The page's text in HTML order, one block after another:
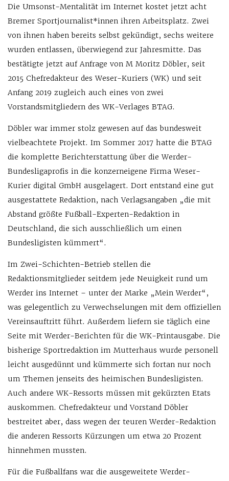
Die Umsonst-Mentalität im Internet kostet jetzt acht
Bremer Sportjournalist*innen ihren Arbeitsplatz. Zwei
von ihnen haben bereits selbst gekündigt, sechs weitere
wurden entlassen, überwiegend zur Jahresmitte. Das
bestätigte jetzt auf Anfrage von M Moritz Döbler, seit
2015 Chefredakteur des Weser-Kuriers (WK) und seit
Anfang 2019 zugleich auch eines von zwei
Vorstandsmitgliedern des WK-Verlages BTAG.
Döbler war immer stolz gewesen auf das bundesweit
vielbeachtete Projekt. Im Sommer 2017 hatte die BTAG
die komplette Berichterstattung über die Werder-
Bundesligaprofis in die konzerneigene Firma Weser-
Kurier digital GmbH ausgelagert. Dort entstand eine gut
ausgestattete Redaktion, nach Verlagsangaben „die mit
Abstand größte Fußball-Experten-Redaktion in
Deutschland, die sich ausschließlich um einen
Bundesligisten kümmert“.
Im Zwei-Schichten-Betrieb stellen die
Redaktionsmitglieder seitdem jede Neuigkeit rund um
Werder ins Internet – unter der Marke „Mein Werder“,
was gelegentlich zu Verwechselungen mit dem offiziellen
Vereinsauftritt führt. Außerdem liefern sie täglich eine
Seite mit Werder-Berichten für die WK-Printausgabe. Die
bisherige Sportredaktion im Mutterhaus wurde personell
leicht ausgedünnt und kümmerte sich fortan nur noch
um Themen jenseits des heimischen Bundesligisten.
Auch andere WK-Ressorts müssen mit gekürzten Etats
auskommen. Chefredakteur und Vorstand Döbler
bestreitet aber, dass wegen der teuren Werder-Redaktion
die anderen Ressorts Kürzungen um etwa 20 Prozent
hinnehmen mussten.
Für die Fußballfans war die ausgeweitete Werder-